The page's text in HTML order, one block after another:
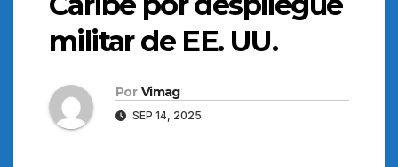
militar de EE. UU.
Por Vimag
SEP 14, 2025